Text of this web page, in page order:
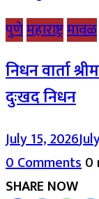
पुणेमहाराष्ट्रमावळ
निधन वार्ता
दुःखद निधन
July 15, 2026
0 Comments0
SHARE NOW